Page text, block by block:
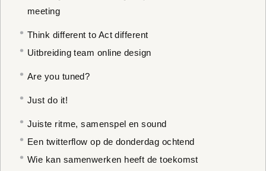
meeting
Think different to Act different
Uitbreiding team online design
Are you tuned?
Just do it!
Juiste ritme, samenspel en sound
Een twitterflow op de donderdag ochtend
Wie kan samenwerken heeft de toekomst